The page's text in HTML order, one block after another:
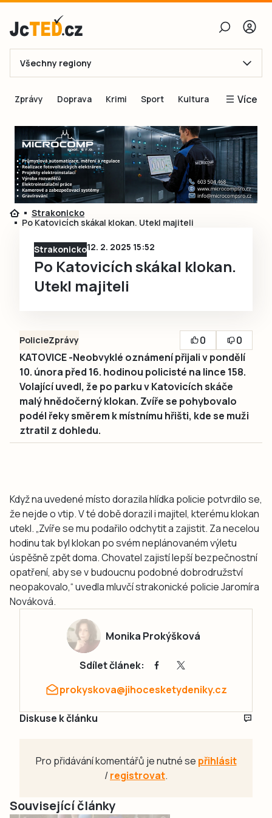
E-mail
Obnovit heslo
Přihlásit se
Přihlásit se přes Facebook
Ještě nemám účet, chci seRegistrovat
Všechny regiony
Zprávy Doprava Krimi Sport Kultura Více
Blogy
Inspirace
Čtenáři píší
Speciální přílohy
Inzerce
Strakonicko
Po Katovicích skákal klokan. Utekl majiteli
Strakonicko12. 2. 2025 15:52
Po Katovicích skákal klokan.
Utekl majiteli
PolicieZprávy 0
0
KATOVICE -Neobvyklé oznámení přijali v pondělí
10. února před 16. hodinou policisté na lince 158.
Volající uvedl, že po parku v Katovicích skáče
malý hnědočerný klokan. Zvíře se pohybovalo
podél řeky směrem k místnímu hřišti, kde se muži
ztratil z dohledu.
Když na uvedené místo dorazila hlídka policie potvrdilo se,
že nejde o vtip. V té době dorazil i majitel, kterému klokan
utekl. „Zvíře se mu podařilo odchytit a zajistit. Za necelou
hodinu tak byl klokan po svém neplánovaném výletu
úspěšně zpět doma. Chovatel zajistí lepší bezpečnostní
opatření, aby se v budoucnu podobné dobrodružství
neopakovalo,“ uvedla mluvčí strakonické policie Jaromíra
Nováková.
Monika Prokýšková
Sdílet článek:
prokyskova@jihocesketydeniky.cz
Diskuse k článku
Pro přidávání komentářů je nutné se přihlásit
/registrovat.
Související články